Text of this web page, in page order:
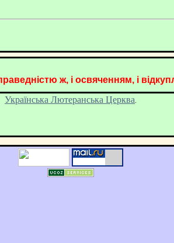
ж, і освяченням, і
Українська Лютеранська Церква